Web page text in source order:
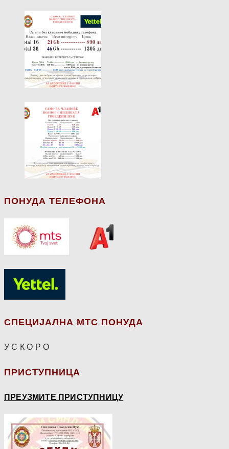
ПОНУДА ТЕЛЕФОНА
СПЕЦИЈАЛНА МТС ПОНУДА
У С К О Р О
ПРИСТУПНИЦА
ПРЕУЗМИТЕ ПРИСТУПНИЦУ